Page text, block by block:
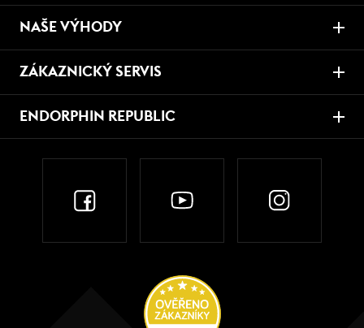
NAŠE VÝHODY
ZÁKAZNICKÝ SERVIS
ENDORPHIN REPUBLIC